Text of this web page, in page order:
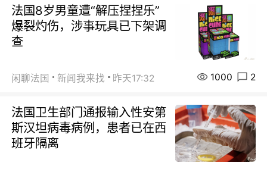
法国8岁男童遭“解压捏捏乐”
爆裂灼伤，涉事玩具已下架调
查
闲聊法国 新闻我来找 昨天17:32 1000 2
法国卫生部门通报输入性安第
斯汉坦病毒病例，患者已在西
班牙隔离